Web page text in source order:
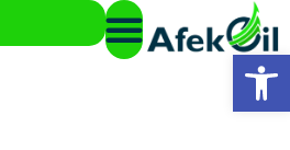
פתח סרגל נגישות